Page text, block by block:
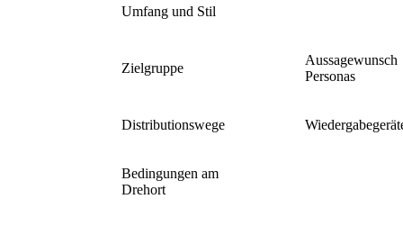
Umfang und Stil
Zielgruppe
Aussagewunsch
Personas
Distributionswege
Bedingungen am
Drehort